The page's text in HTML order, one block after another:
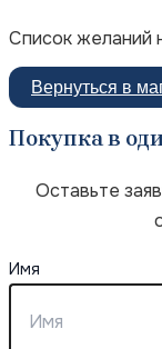
Список желаний
Вернуться в
Покупка в
Оставьте
Имя